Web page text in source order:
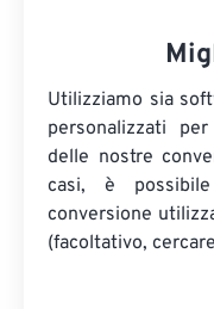
Utilizziamo sia
personalizzati
delle nostre
casi, è
conversione
(facoltativo,